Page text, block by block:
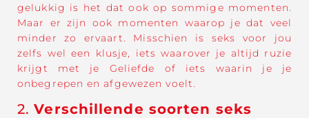
gelukkig is het dat ook op sommige momenten.
Maar er zijn ook momenten waarop je dat veel
minder zo ervaart. Misschien is seks voor jou
zelfs wel een klusje, iets waarover je altijd ruzie
krijgt met je Geliefde of iets waarin je je
onbegrepen en afgewezen voelt.
2.Verschillende soorten seks